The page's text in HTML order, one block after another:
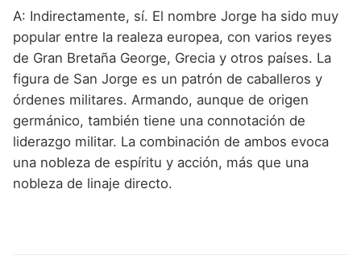
A: Indirectamente, sí. El nombre Jorge ha sido muy
popular entre la realeza europea, con varios reyes
de Gran Bretaña George, Grecia y otros países. La
figura de San Jorge es un patrón de caballeros y
órdenes militares. Armando, aunque de origen
germánico, también tiene una connotación de
liderazgo militar. La combinación de ambos evoca
una nobleza de espíritu y acción, más que una
nobleza de linaje directo.